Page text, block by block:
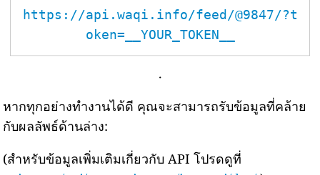
https://api.waqi.info/feed/@9847/?t
oken=__YOUR_TOKEN__
.
หากทุกอย่างทำงานได้ดี คุณจะสามารถรับข้อมูลที่คล้าย
กับผลลัพธ์ด้านล่าง:
(สำหรับข้อมูลเพิ่มเติมเกี่ยวกับ API โปรดดูที่